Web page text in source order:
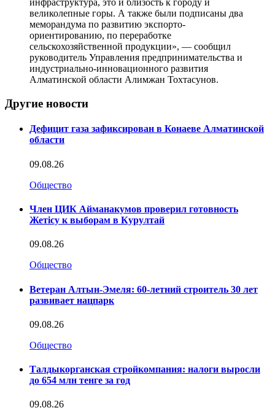
инфраструктура, это и близость к городу и
великолепные горы. А также были подписаны два
меморандума по развитию экспорто-
ориентированию, по переработке
сельскохозяйственной продукции», — сообщил
руководитель Управления предпринимательства и
индустриально-инновационного развития
Алматинской области Алимжан Тохтасунов.
Другие новости
Дефицит газа зафиксирован в Конаеве Алматинской
области
09.08.26
Общество
Член ЦИК Айманакумов проверил готовность
Жетісу к выборам в Курултай
09.08.26
Общество
Ветеран Алтын-Эмеля: 60-летний строитель 30 лет
развивает нацпарк
09.08.26
Общество
Талдыкорганская стройкомпания: налоги выросли
до 654 млн тенге за год
09.08.26